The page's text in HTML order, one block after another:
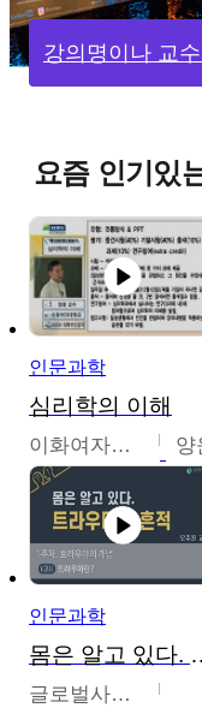
강의명이나 교
요즘 인기있
인문과학
심리학의 이해
이화여자대학교 양
인문과학
몸은 알고
글로벌사이버대학교